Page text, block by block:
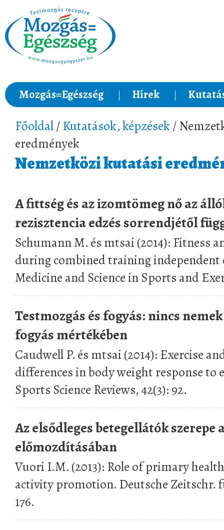
Mozgás=Egészség Hírek
Főoldal/ Kutatások, képzések /
eredmények
Nemzetközi kutatási
A fittség és az izomtömeg nő az
rezisztencia edzés sorrendjétől
Schumann M. és mtsai (2014): Fitness
during combined training independent
Medicine and Science in Sports and
Testmozgás és fogyás: nincs
fogyás mértékében
Caudwell P. és mtsai (2014): Exercise
differences in body weight response to
Sports Science Reviews, 42(3): 92.
Az elsődleges betegellátók
előmozdításában
Vuori I.M. (2013): Role of primary
activity promotion. Deutsche Zeitschr.
176.